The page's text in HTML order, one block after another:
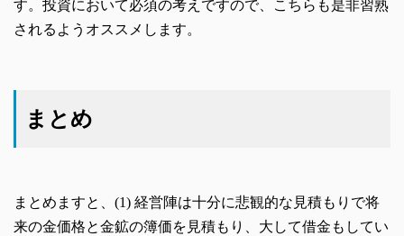
す。投資において必須の考えですので、こちらも是非習熟
されるようオススメします。
まとめ
まとめますと、(1) 経営陣は十分に悲観的な見積もりで将
来の金価格と金鉱の簿価を見積もり、大して借金もしてい